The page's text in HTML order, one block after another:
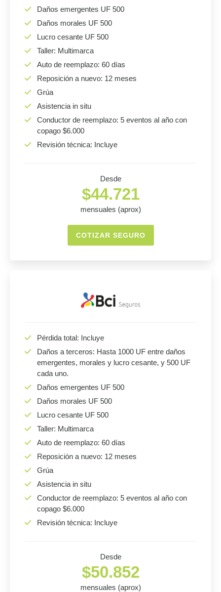
Daños emergentes UF 500
Daños morales UF 500
Lucro cesante UF 500
Taller: Multimarca
Auto de reemplazo: 60 días
Reposición a nuevo: 12 meses
Grúa
Asistencia in situ
Conductor de reemplazo: 5 eventos al año con
copago $6.000
Revisión técnica: Incluye
Desde
$44.721
mensuales (aprox)
COTIZAR SEGURO
Pérdida total: Incluye
Daños a terceros: Hasta 1000 UF entre daños
emergentes, morales y lucro cesante, y 500 UF
cada uno.
Daños emergentes UF 500
Daños morales UF 500
Lucro cesante UF 500
Taller: Multimarca
Auto de reemplazo: 60 días
Reposición a nuevo: 12 meses
Grúa
Asistencia in situ
Conductor de reemplazo: 5 eventos al año con
copago $6.000
Revisión técnica: Incluye
Desde
$50.852
mensuales (aprox)